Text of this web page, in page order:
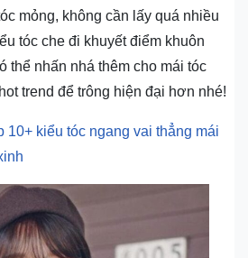
mỏng, không cần lấy quá nhiều
tóc che đi khuyết điểm khuôn
thể nhấn nhá thêm cho mái tóc
trend để trông hiện đại hơn nhé!
10+ kiểu tóc ngang vai thẳng mái